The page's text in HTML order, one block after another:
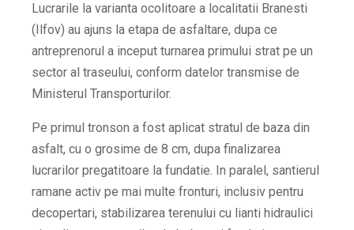
Lucrarile la varianta ocolitoare a localitatii Branesti
(Ilfov) au ajuns la etapa de asfaltare, dupa ce
antreprenorul a inceput turnarea primului strat pe un
sector al traseului, conform datelor transmise de
Ministerul Transporturilor.
Pe primul tronson a fost aplicat stratul de baza din
asfalt, cu o grosime de 8 cm, dupa finalizarea
lucrarilor pregatitoare la fundatie. In paralel, santierul
ramane activ pe mai multe fronturi, inclusiv pentru
decopertari, stabilizarea terenului cu lianti hidraulici